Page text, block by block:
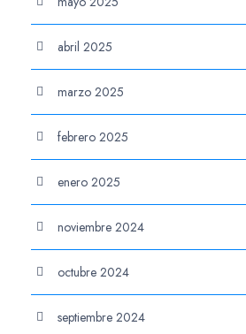
abril 2025
marzo 2025
febrero 2025
enero 2025
noviembre 2024
octubre 2024
septiembre 2024